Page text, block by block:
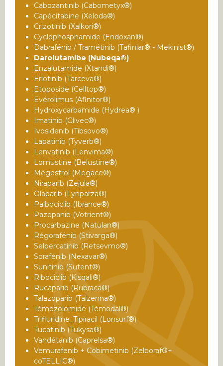
Cabozantinib (Cabometyx®)
Capécitabine (Xeloda®)
Crizotinib (Xalkori®)
Cyclophosphamide (Endoxan®)
Dabrafénib / Tramétinib (Tafinlar® - Mekinist®)
Darolutamibe (Nubeqa®)
Enzalutamide (Xtandi®)
Erlotinib (Tarceva®)
Etoposide (Celltop®)
Evérolimus (Afinitor®)
Hydroxycarbamide (Hydrea® )
Imatinib (Glivec®)
Ivosidenib (Tibsovo®)
Lapatinib (Tyverb®)
Lenvatinib (Lenvima®)
Lomustine (Belustine®)
Mégestrol (Megace®)
Niraparib (Zejula®)
Olaparib (Lynparza®)
Palbociclib (Ibrance®)
Pazopanib (Votrient®)
Procarbazine (Natulan®)
Régorafénib (Stivarga®)
Selpercatinib (Retsevmo®)
Sorafénib (Nexavar®)
Sunitinib (Sutent®)
Ribociclib (Kisqali®)
Rucaparib (Rubraca®)
Talazoparib (Talzenna®)
Témozolomide (Témodal®)
Trifluridine_Tipiracil (Lonsurf®)
Tucatinib (Tukysa®)
Vandétanib (Caprelsa®)
Vemurafenib + Cobimetinib (Zelboraf®+
coTELLIC®)